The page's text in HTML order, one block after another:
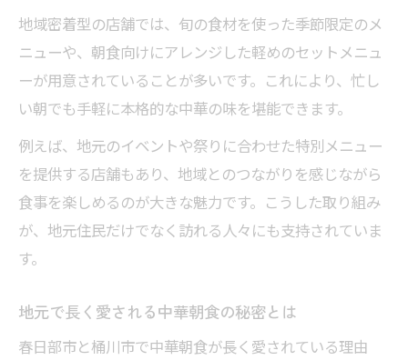
地域密着型の店舗では、旬の食材を使った季節限定のメ
ニューや、朝食向けにアレンジした軽めのセットメニュ
ーが用意されていることが多いです。これにより、忙し
い朝でも手軽に本格的な中華の味を堪能できます。
例えば、地元のイベントや祭りに合わせた特別メニュー
を提供する店舗もあり、地域とのつながりを感じながら
食事を楽しめるのが大きな魅力です。こうした取り組み
が、地元住民だけでなく訪れる人々にも支持されていま
す。
地元で長く愛される中華朝食の秘密とは
春日部市と桶川市で中華朝食が長く愛されている理由